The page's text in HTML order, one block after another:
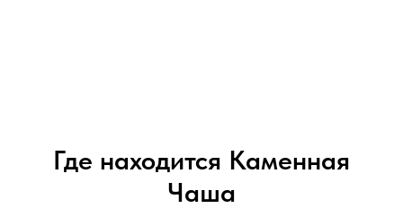
Где находится Каменная
Чаша